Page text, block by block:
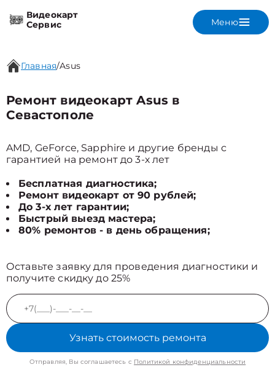
Видеокарт
Сервис
Меню
Главная/Asus
Ремонт видеокарт Asus в
Севастополе
AMD, GeForce, Sapphire и другие бренды с
гарантией на ремонт до 3-х лет
Бесплатная диагностика;
Ремонт видеокарт от 90 рублей;
До 3-х лет гарантии;
Быстрый выезд мастера;
80% ремонтов - в день обращения;
Оставьте заявку для проведения диагностики и
получите скидку до 25%
Узнать стоимость ремонта
Отправляя, Вы соглашаетесь с Политикой конфиденциальности